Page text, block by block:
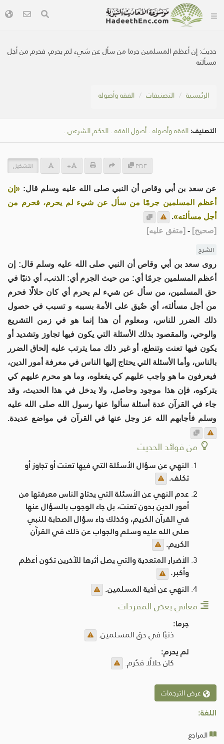
حديث:إن أعظم المسلمين جرما من سأل عن شيء لم يحرم، فحرم من أجل
مسألته
الرئيسية التصنيفات الفقه وأصوله
التصنيف: الفقه وأصوله . أصول الفقه . الحكم الشرعي .
PDF
+
- التشكيل
عن سعد بن أبي وقاص أن النبي صلى الله عليه وسلم قال: «إن
أعظم المسلمين جرمًا من سأل عن شيء لم يحرم، فحرم من
أجل مسألته».
[صحيح]
-
[متفق عليه]
الشرح
روى سعد بن أبي وقاص أن النبي صلى الله عليه وسلم قال: إن
أعظم المسلمين جرمًا أي: من حيث الجرم أي: الذنب، أي ذنبًا في
حق المسلمين، من سأل عن شيء لم يحرم أي كان حلالًا فحرم
من أجل مسألته، أي ضُيق على الأمة بسببه و تسبب في حصول
ذلك الضرر للناس، ومعلوم أن هذا إنما هو في زمن التشريع
والوحي، والمقصود بذلك الأسئلة التي يكون فيها تجاوز وتشديد أو
يكون فيها تعنت وتنطع، أو غير ذلك مما يترتب عليه إلحاق الضرر
بالناس، وأما الأسئلة التي يحتاج إليها الناس في معرفة أمور الدين،
فيعرفون ما هو واجب عليهم كي يفعلوه، وما هو محرم عليهم كي
يتركوه، فإن هذا موجود وحاصل، ولا يدخل في هذا الحديث، وقد
جاء في القرآن عدة أسئلة سألوا عنها رسول الله صلى الله عليه
وسلم فأجابهم الله عز وجل عنها في القرآن في مواضع عديدة.
من فوائد الحديث
النهي عن سؤال الأسئلة التي فيها تعنت أو تجاوز أو
تكلف.
عدم النهي عن الأسئلة التي يحتاج الناس معرفتها من
أمور الدين بدون تعنت، بل جاء الوجوب بالسؤال عنها
في القرآن الكريم، وكذلك جاء سؤال الصحابة للنبي
صلى الله عليه وسلم والجواب عن ذلك في القرآن
الكريم.
الأضرار المتعدية والتي يصل أثرها للآخرين تكون أعظم
وأكبر.
النهي عن أذية المسلمين.
معاني بعض المفردات
جرما:
ذنبًا في حق المسلمين.
لم يحرم:
كان حلالًا فحُرم.
عرض الترجمات
اللغة:
المراجع